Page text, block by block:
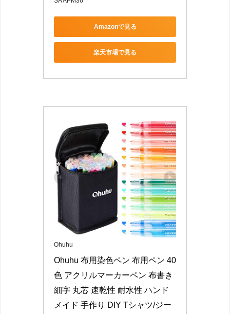
Amazonで見る
楽天市場で見る
Ohuhu
Ohuhu 布用染色ペン 布用ペン 40
色 アクリルマーカーペン 布書き
細字 丸芯 速乾性 耐水性 ハンド
メイド 手作り DIY Tシャツ/ジー